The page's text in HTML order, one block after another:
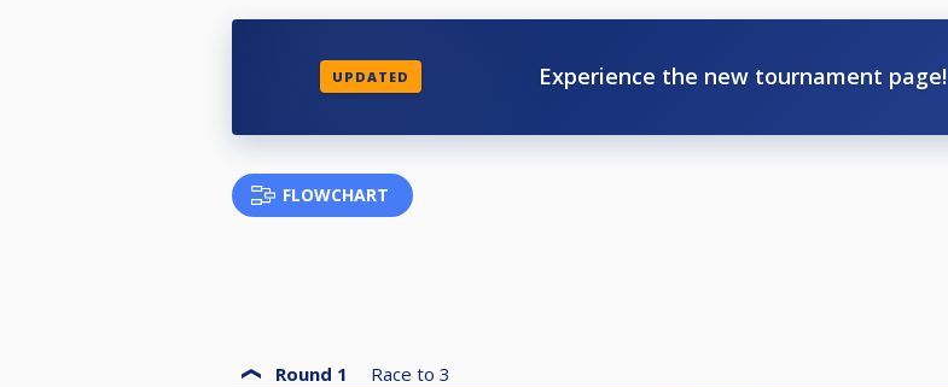
UPDATED Experience the new tournament page!
FLOWCHART
Round 1 Race to 3